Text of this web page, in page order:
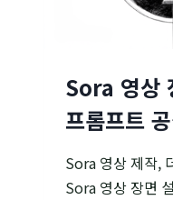
Sora 영상
프롬프트
Sora 영상 제작,
Sora 영상 장면